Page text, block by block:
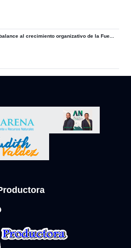
al crecimiento organizativo de la Fue...